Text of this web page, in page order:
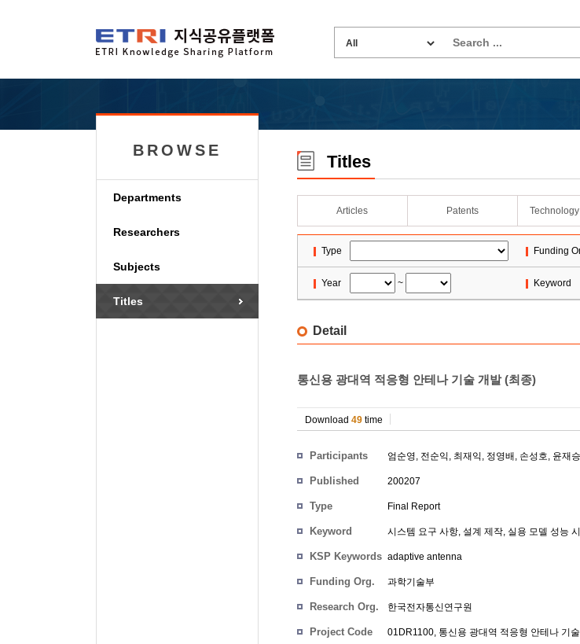
BROWSE
Departments
Researchers
Subjects
Titles
Titles
Articles Patents
Type Funding
Year ~ Keyword
Detail
통신용 광대역 적응형 안테나 기술 개발 (최종)
Download 49 time
Participants 엄순영, 전순익, 최재익, 정영배 , 손성호, 윤재승
Published 200207
Type Final Report
Keyword 시스템 요구 사항, 설계 제작, 실용 모델 성능
KSP Keywords adaptive antenna
Funding Org. 과학기술부
Research Org. 한국전자통신연구원
Project Code 01DR1100, 통신용 광대역 적응형 안테나 기